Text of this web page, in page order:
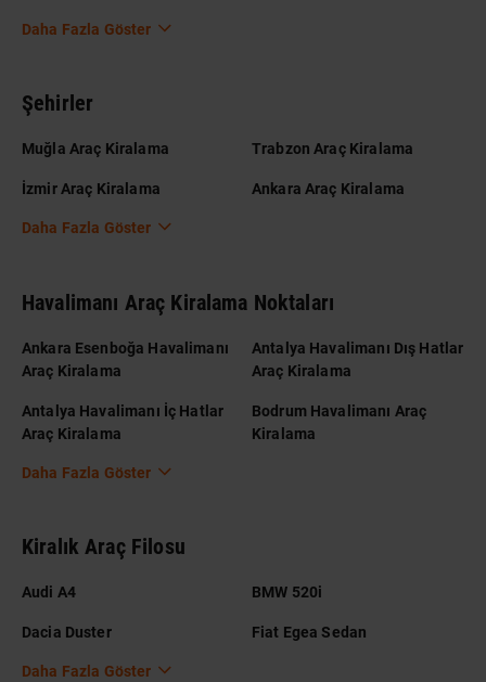
Daha Fazla Göster
Şehirler
Muğla Araç Kiralama Trabzon Araç Kiralama
İzmir Araç Kiralama Ankara Araç Kiralama
Daha Fazla Göster
Havalimanı Araç Kiralama Noktaları
Ankara Esenboğa Havalimanı
Araç Kiralama
Antalya Havalimanı Dış Hatlar
Araç Kiralama
Antalya Havalimanı İç Hatlar
Araç Kiralama
Bodrum Havalimanı Araç
Kiralama
Daha Fazla Göster
Kiralık Araç Filosu
Audi A4 BMW 520i
Dacia Duster Fiat Egea Sedan
Daha Fazla Göster